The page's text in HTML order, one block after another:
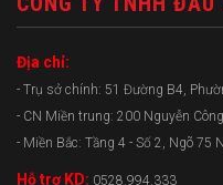
Địa chỉ:
- Trụ sở chính: 51 Đường B4,
- CN Miền trung: 200 Nguyễn
- Miền Bắc: Tầng 4 - Số 2, Ngõ 75
Hỗ trợ KD: 0528.994.333